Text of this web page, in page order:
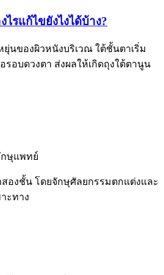
ไรแก้ไขยังไงได้บ้าง?
ยุ่นของผิวหนังบริเวณ ใต้ชั้นตาเริ่ม
อบดวงตา ส่งผลให้เกิดถุงใต้ตานูน
ษุแพทย์
องชั้น โดยจักษุศัลยกรรมตกแต่งและ
ะทาง